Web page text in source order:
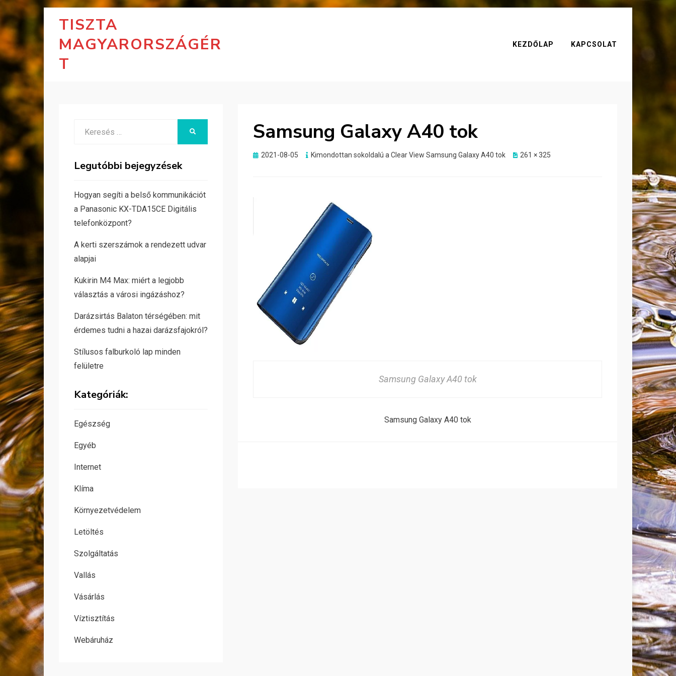
TISZTA
MAGYARORSZÁGÉR
T
KEZDŐLAP KAPCSOLAT
Samsung Galaxy A40 tok
Posted
2021-08-05 Kimondottan sokoldalú a Clear View Samsung Galaxy A40 tok 261 × 325
Samsung Galaxy A40 tok
Samsung Galaxy A40 tok
Legutóbbi bejegyzések
Hogyan segíti a belső kommunikációt
a Panasonic KX-TDA15CE Digitális
telefonközpont?
A kerti szerszámok a rendezett udvar
alapjai
Kukirin M4 Max: miért a legjobb
választás a városi ingázáshoz?
Darázsirtás Balaton térségében: mit
érdemes tudni a hazai darázsfajokról?
Stílusos falburkoló lap minden
felületre
Kategóriák:
Egészség
Egyéb
Internet
Klíma
Környezetvédelem
Letöltés
Szolgáltatás
Vallás
Vásárlás
Víztisztítás
Webáruház